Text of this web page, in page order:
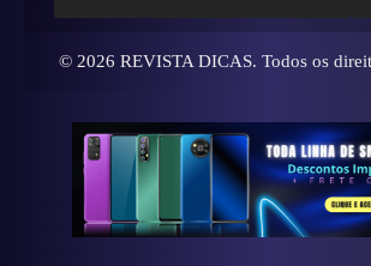
© 2026 REVISTA DICAS. Todos os